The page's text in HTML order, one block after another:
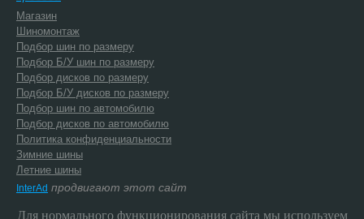
Магазин
Шиномонтаж
Подбор шин по размеру
Подбор Б/У шин по размеру
Подбор дисков по размеру
Подбор Б/У дисков по размеру
Подбор шин по автомобилю
Подбор дисков по автомобилю
Политика конфиденциальности
Зимние шины
Летние шины
InterAd продвигают этот сайт
Для нормального функционирования сайта мы используем